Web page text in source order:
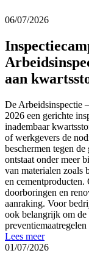
06/07/2026
aan
De Arbeidsinspectie
2026 een gerichte
inadembaar
of werkgevers de
beschermen tegen
ontstaat onder meer
van materialen zoals
en
doorboringen en
aanraking. Voor
ook belangrijk om de
preventiemaatregelen
Lees meer
01/07/2026